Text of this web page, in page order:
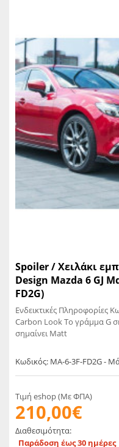
Spoiler / Χειλάκι
Design Mazda 6 GJ
FD2G)
Ενδεικτικές Πληροφορίες
Carbon Look Το γράμμα G
σημαίνει Matt
Κωδικός: MA-6-3F-FD2G -
Τιμή eshop (Με ΦΠΑ)
210,00€
Διαθεσιμότητα:
Παράδοση έως 30 ημέρες